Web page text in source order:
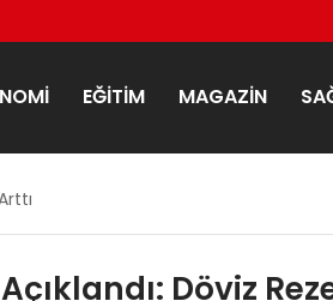
EĞITIM MAGAZIN
Döviz